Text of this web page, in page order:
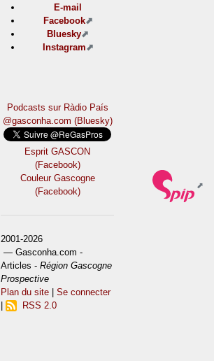
E-mail
Facebook
Bluesky
Instagram
Podcasts sur Ràdio País
@gasconha.com (Bluesky)
Esprit GASCON
(Facebook)
Couleur Gascogne
(Facebook)
2001-2026
— Gasconha.com -
Articles -Région Gascogne
Prospective
Plan du site |Se connecter
RSS 2.0